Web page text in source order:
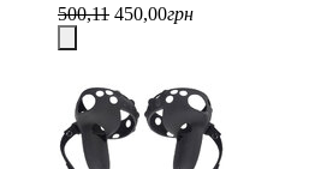
500,11 450,00грн